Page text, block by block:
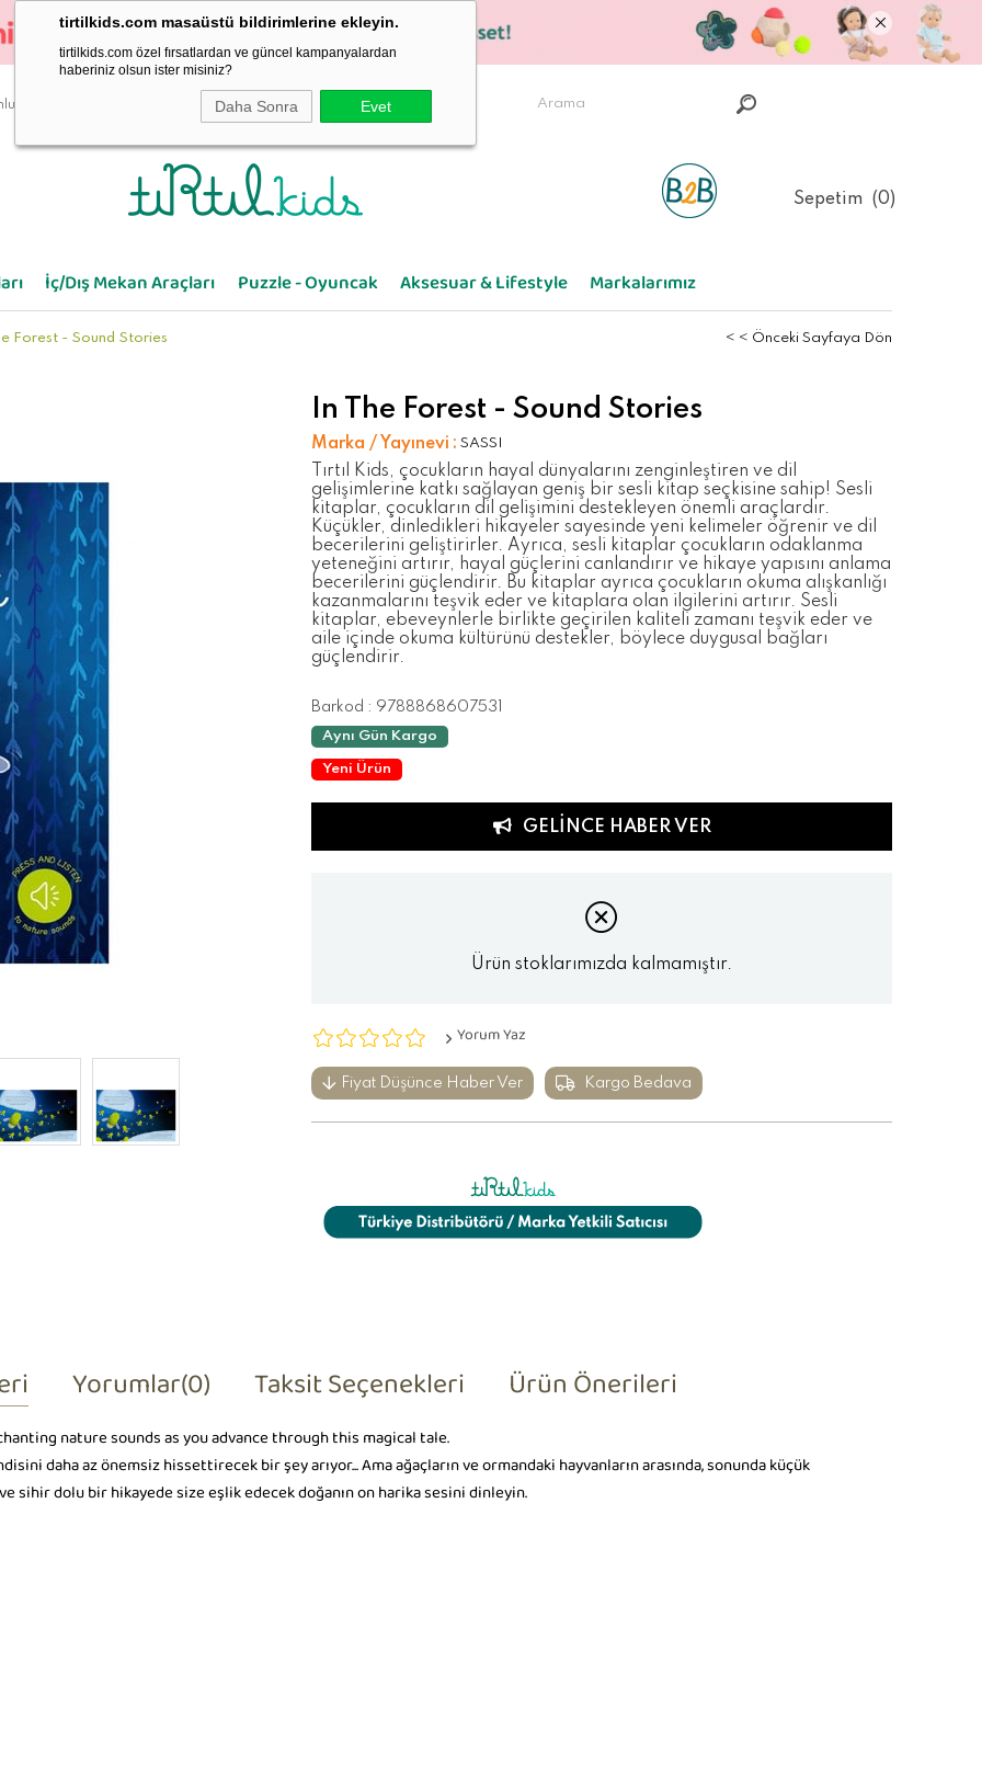
tirtilkids.com masaüstü bildirimlerine ekleyin.
tirtilkids.com özel fırsatlardan ve güncel kampanyalardan
haberiniz olsun ister misiniz?
Daha Sonra Evet
Sepetim 0
İç/Dış Mekan Araçları Puzzle - Oyuncak Aksesuar & Lifestyle Markalarımız
Forest - Sound Stories < < Önceki Sayfaya Dön
In The Forest - Sound Stories
Marka / Yayınevi : SASSI
Tırtıl Kids, çocukların hayal dünyalarını zenginleştiren ve dil
gelişimlerine katkı sağlayan geniş bir sesli kitap seçkisine sahip! Sesli
kitaplar, çocukların dil gelişimini destekleyen önemli araçlardır.
Küçükler, dinledikleri hikayeler sayesinde yeni kelimeler öğrenir ve dil
becerilerini geliştirirler. Ayrıca, sesli kitaplar çocukların odaklanma
yeteneğini artırır, hayal güçlerini canlandırır ve hikaye yapısını anlama
becerilerini güçlendirir. Bu kitaplar ayrıca çocukların okuma alışkanlığı
kazanmalarını teşvik eder ve kitaplara olan ilgilerini artırır. Sesli
kitaplar, ebeveynlerle birlikte geçirilen kaliteli zamanı teşvik eder ve
aile içinde okuma kültürünü destekler, böylece duygusal bağları
güçlendirir.
Barkod : 9788868607531
Aynı Gün Kargo
Yeni Ürün
GELINCE HABER VER
Ürün stoklarımızda kalmamıştır.
Yorum Yaz
Fiyat Düşünce Haber Ver Kargo Bedava
Yorumlar(0) Taksit Seçenekleri Ürün Önerileri
nature sounds as you advance through this magical tale.
daha az önemsiz hissettirecek bir şey arıyor... Ama ağaçların ve ormandaki hayvanların arasında, sonunda küçük
sihir dolu bir hikayede size eşlik edecek doğanın on harika sesini dinleyin.